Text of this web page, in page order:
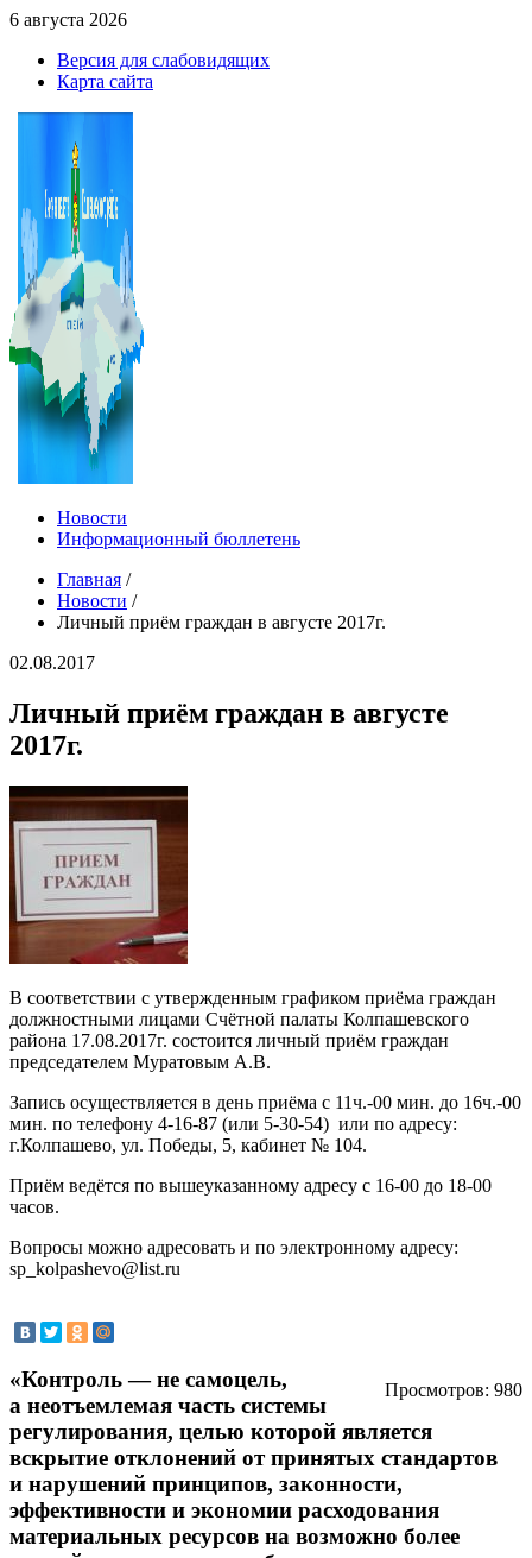
6 августа 2026
Версия для слабовидящих
Карта сайта
Новости
Информационный бюллетень
Главная /
Новости /
Личный приём граждан в августе 2017г.
02.08.2017
Личный приём граждан в августе
2017г.
В соответствии с утвержденным графиком приёма граждан
должностными лицами Счётной палаты Колпашевского
района 17.08.2017г. состоится личный приём граждан
председателем Муратовым А.В.
Запись осуществляется в день приёма с 11ч.-00 мин. до 16ч.-00
мин. по телефону 4-16-87 (или 5-30-54) или по адресу:
г.Колпашево, ул. Победы, 5, кабинет № 104.
Приём ведётся по вышеуказанному адресу с 16-00 до 18-00
часов.
Вопросы можно адресовать и по электронному адресу:
sp_kolpashevo@list.ru
Просмотров: 980
«Контроль — не самоцель,
а неотъемлемая часть системы
регулирования, целью которой является
вскрытие отклонений от принятых стандартов
и нарушений принципов, законности,
эффективности и экономии расходования
материальных ресурсов на возможно более